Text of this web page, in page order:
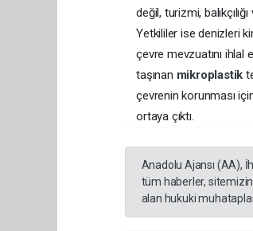
değil, turizmi,
Yetkililer ise denizleri
çevre mevzuatını ihlal
taşınan mikroplastik
çevrenin korunması
ortaya çıktı.
Anadolu Ajansı (AA),
tüm haberler,
alan hukuki